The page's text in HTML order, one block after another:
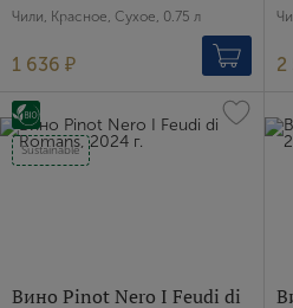
Чили, Красное, Сухое, 0.75 л
1 636 ₽ 2
Sustainable
Вино Pinot Nero I Feudi di